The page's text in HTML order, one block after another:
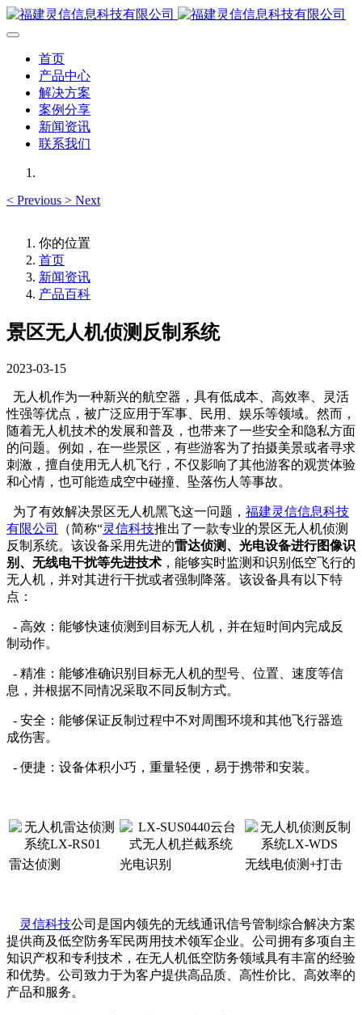
首页
产品中心
解决方案
案例分享
新闻资讯
联系我们
< Previous > Next
你的位置
首页
新闻资讯
产品百科
景区无人机侦测反制系统
2023-03-15
无人机作为一种新兴的航空器，具有低成本、高效率、灵活
性强等优点，被广泛应用于军事、民用、娱乐等领域。然而，
随着无人机技术的发展和普及，也带来了一些安全和隐私方面
的问题。例如，在一些景区，有些游客为了拍摄美景或者寻求
刺激，擅自使用无人机飞行，不仅影响了其他游客的观赏体验
和心情，也可能造成空中碰撞、坠落伤人等事故。
为了有效解决景区无人机黑飞这一问题， 福建灵信信息科技
有限公司
（简称“灵信科技推出了一款专业的景区无人机侦测
反制系统。该设备采用先进的雷达侦测、光电设备进行图像识
别、无线电干扰等先进技术 ，能够实时监测和识别低空飞行的
无人机，并对其进行干扰或者强制降落。该设备具有以下特
点：
- 高效：能够快速侦测到目标无人机，并在短时间内完成反
制动作。
- 精准：能够准确识别目标无人机的型号、位置、速度等信
息，并根据不同情况采取不同反制方式。
- 安全：能够保证反制过程中不对周围环境和其他飞行器造
成伤害。
- 便捷：设备体积小巧，重量轻便，易于携带和安装。
雷达侦测 光电识别 无线电侦测+打击
灵信科技公司是国内领先的无线通讯信号管制综合解决方案
提供商及低空防务军民两用技术领军企业。公司拥有多项自主
知识产权和专利技术，在无人机低空防务领域具有丰富的经验
和优势。公司致力于为客户提供高品质、高性价比、高效率的
产品和服务。